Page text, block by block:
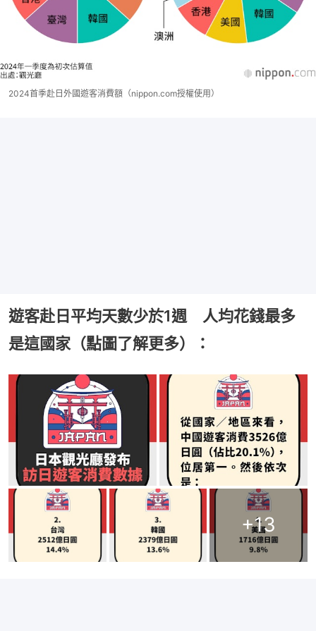
2024首季赴日外國遊客消費額（nippon.com授權使用）
遊客赴日平均天數少於1週 人均花錢最多
是這國家（點圖了解更多）：
+13